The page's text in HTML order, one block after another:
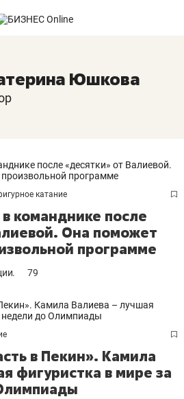
Юшкова
катание
команднике после
Она поможет
программе
79
в Пекин». Камила
фигуристка в мире за